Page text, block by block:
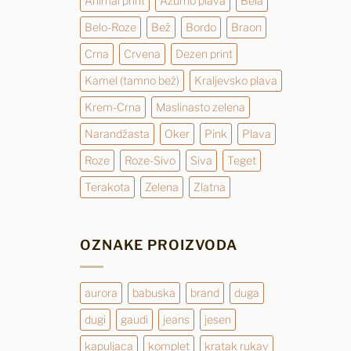
Belo-Roze
Bež Bordo
Braon
Crna
Crvena
Dezen print
Kamel (tamno bež)
Kraljevsko plava
Krem-Crna
Maslinasto zelena
Narandžasta
Oker Pink
Plava
Roze
Roze-Sivo Siva
Teget
Terakota
Zelena Zlatna
OZNAKE PROIZVODA
aurora babuska brand
duga
dugi
gaudi jeans
jesen
kapuljaca
komplet
kratak rukav